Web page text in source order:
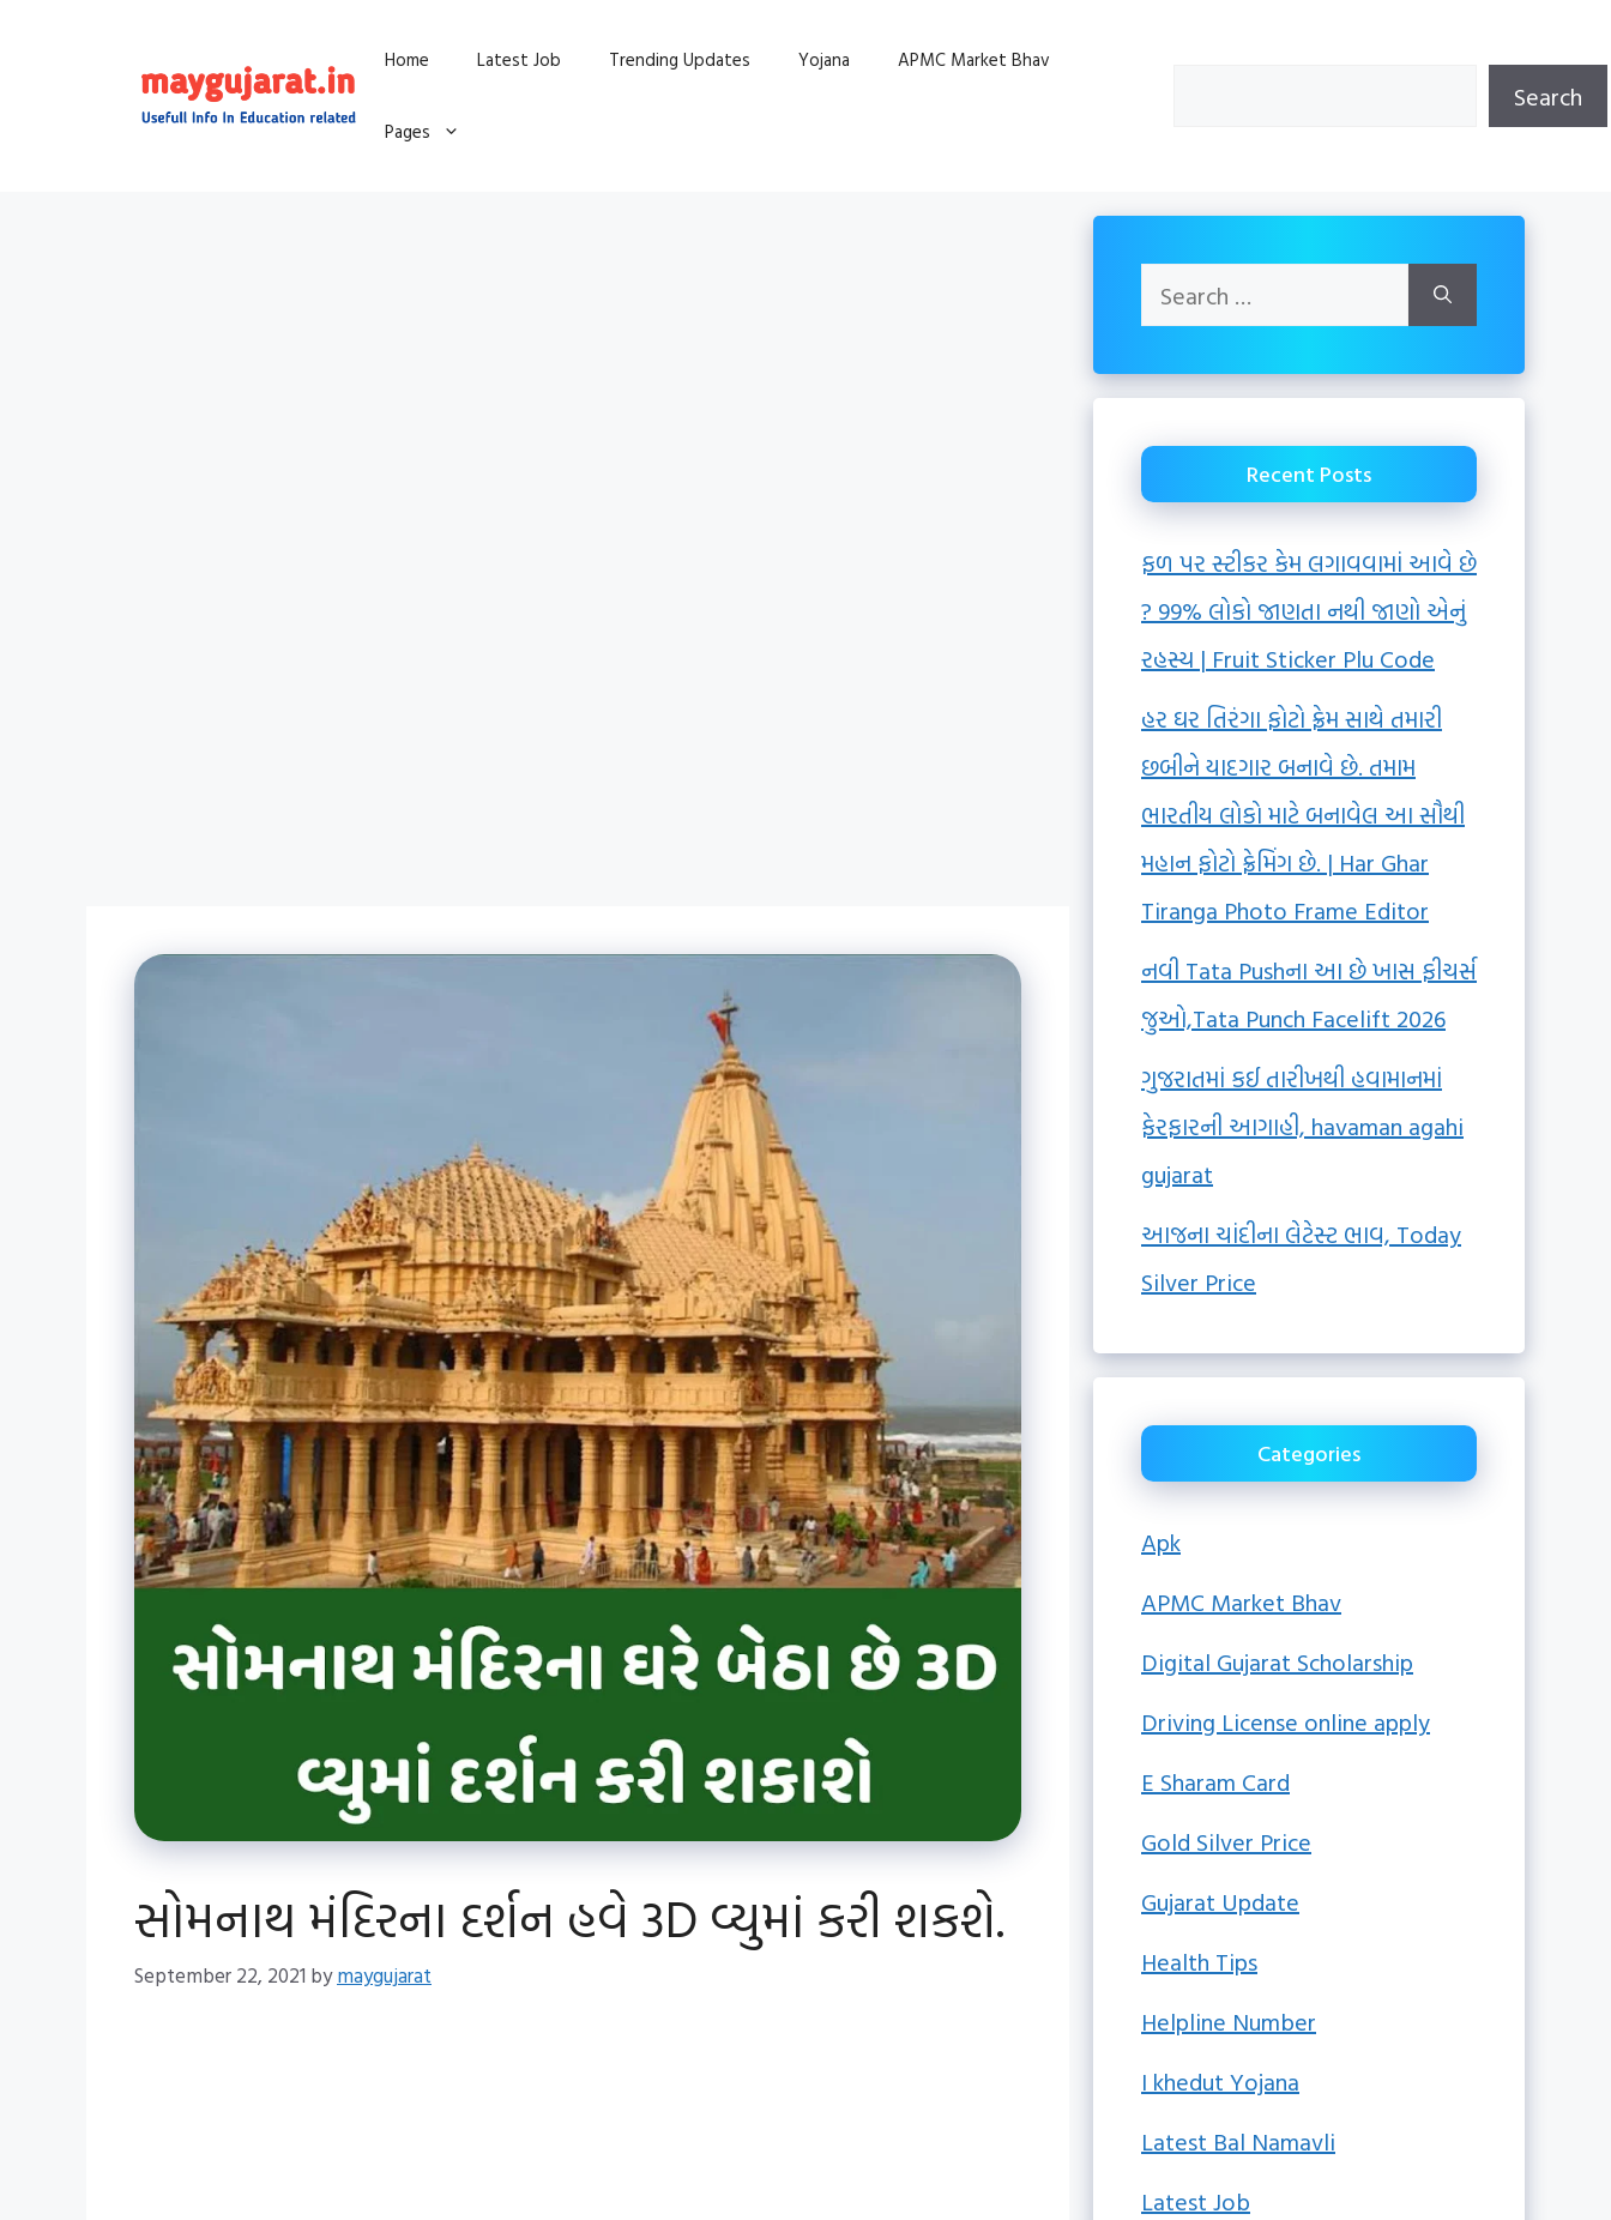
Home Latest Job Trending Updates Yojana APMC Market Bhav
Pages
Search
સોમનાથ મંદિરના દર્શન હવે 3D વ્યુમાં કરી શકશે.
September 22, 2021 bymaygujarat
Search
for:
Recent Posts
ફળ પર સ્ટીકર કેમ લગાવવામાં આવે છે
? 99% લોકો જાણતા નથી જાણો એનું
રહસ્ય | Fruit Sticker Plu Code
હર ઘર તિરંગા ફોટો ફ્રેમ સાથે તમારી
છબીને યાદગાર બનાવે છે. તમામ
ભારતીય લોકો માટે બનાવેલ આ સૌથી
મહાન ફોટો ફ્રેમિંગ છે. | Har Ghar
Tiranga Photo Frame Editor
નવી Tata Pushના આ છે ખાસ ફીચર્સ
જુઓ,Tata Punch Facelift 2026
ગુજરાતમાં કઈ તારીખથી હવામાનમાં
ફેરફારની આગાહી, havaman agahi
gujarat
આજના ચાંદીના લેટેસ્ટ ભાવ, Today
Silver Price
Categories
Apk
APMC Market Bhav
Digital Gujarat Scholarship
Driving License online apply
E Sharam Card
Gold Silver Price
Gujarat Update
Health Tips
Helpline Number
I khedut Yojana
Latest Bal Namavli
Latest Job